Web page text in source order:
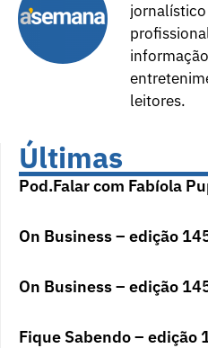
leitores.
Últimas
Pod.Falar com Fabíola
On Business – edição
On Business – edição
Fique Sabendo – edição